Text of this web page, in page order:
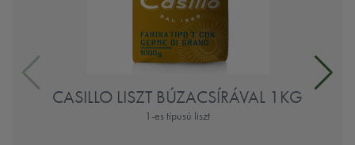
CASILLO LISZT BÚZACSÍRÁVAL 1KG
1-es típusú liszt